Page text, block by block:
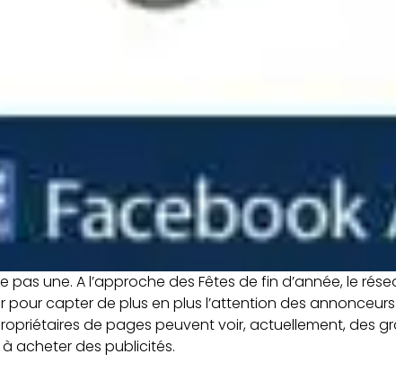
pas une. A l’approche des Fêtes de fin d’année, le
pour capter de plus en plus l’attention des annonceurs
de pages peuvent voir, actuellement, des
acheter des publicités.